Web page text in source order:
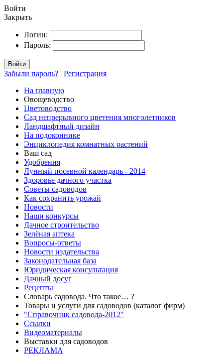
Войти
Закрыть
Логин:
Пароль:
Войти
Забыли пароль? | Регистрация
На главную
Овощеводство
Цветоводство
Сад непрерывного цветения многолетников
Ландшафтный дизайн
На подоконнике
Энциклопедия комнатных растений
Ваш сад
Удобрения
Лунный посевной календарь - 2014
Здоровье дачного участка
Советы садоводов
Как сохранить урожай
Новости
Наши конкурсы
Дачное строительство
Зелёная аптека
Вопросы-ответы
Новости издательства
Законодательная база
Юридическая консультация
Дачный досуг
Рецепты
Словарь садовода. Что такое… ?
Товары и услуги для садоводов (каталог фирм)
"Справочник садовода-2012"
Ссылки
Видеоматериалы
Выставки для садоводов
РЕКЛАМА